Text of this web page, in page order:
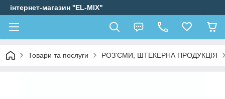
інтернет-магазин ''EL-MIX"
Товари та послуги РОЗ'ЄМИ, ШТЕКЕРНА ПРОДУКЦІЯ